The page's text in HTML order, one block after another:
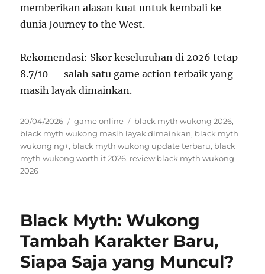
memberikan alasan kuat untuk kembali ke
dunia Journey to the West.
Rekomendasi: Skor keseluruhan di 2026 tetap
8.7/10 — salah satu game action terbaik yang
masih layak dimainkan.
Posted
on
20/04/2026 Categories
game online Tags
black myth wukong 2026,
black myth wukong masih layak dimainkan, black myth
wukong ng+, black myth wukong update terbaru, black
myth wukong worth it 2026, review black myth wukong
2026
Black Myth: Wukong
Tambah Karakter Baru,
Siapa Saja yang Muncul?